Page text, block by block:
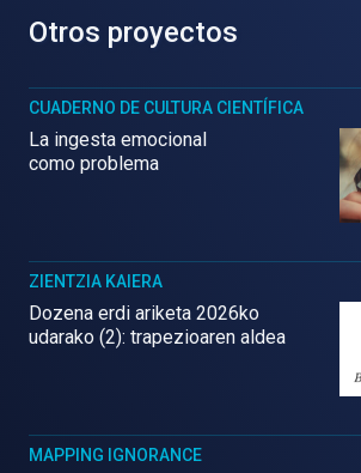
Otros proyectos
CUADERNO DE CULTURA CIENTÍFICA
La ingesta emocional
como problema
ZIENTZIA KAIERA
Dozena erdi ariketa 2026ko
udarako (2): trapezioaren aldea
MAPPING IGNORANCE